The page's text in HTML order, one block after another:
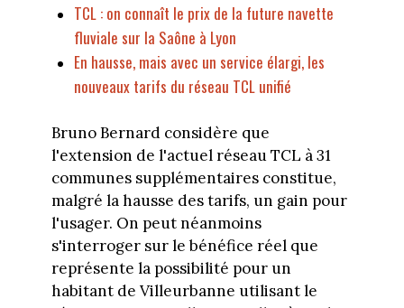
TCL : on connaît le prix de la future navette
fluviale sur la Saône à Lyon
En hausse, mais avec un service élargi, les
nouveaux tarifs du réseau TCL unifié
Bruno Bernard considère que
l'extension de l'actuel réseau TCL à 31
communes supplémentaires constitue,
malgré la hausse des tarifs, un gain pour
l'usager. On peut néanmoins
s'interroger sur le bénéfice réel que
représente la possibilité pour un
habitant de Villeurbanne utilisant le